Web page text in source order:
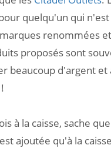
quelqu'un qui n'est
renommées
proposés sont
beaucoup d'argent
à la caisse, sache
ajoutée qu'à la